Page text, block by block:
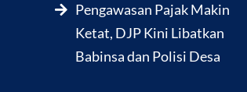
Pengawasan Pajak Makin
Ketat, DJP Kini Libatkan
Babinsa dan Polisi Desa